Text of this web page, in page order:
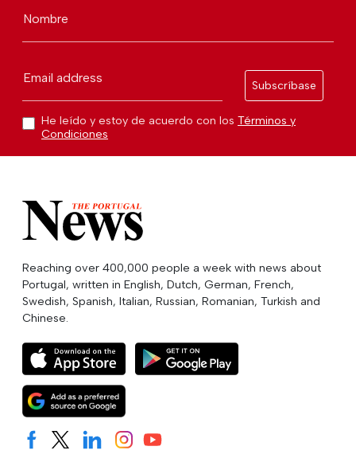
Nombre
Email address
Subscríbase
He leído y estoy de acuerdo con los Términos y
Condiciones
Reaching over 400,000 people a week with news about
Portugal, written in English, Dutch, German, French,
Swedish, Spanish, Italian, Russian, Romanian, Turkish and
Chinese.